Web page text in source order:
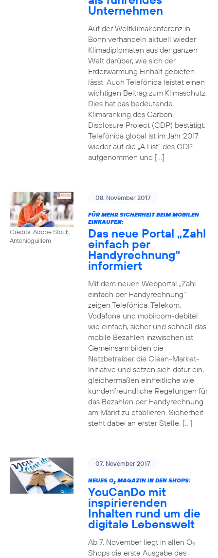
Unternehmen
Auf der Weltklimakonferenz in
Bonn verhandeln aktuell wieder
Klimadiplomaten aus der ganzen
Welt darüber, wie sich der
Erderwärmung Einhalt gebieten
lässt. Auch Telefónica leistet einen
wichtigen Beitrag zum Klimaschutz.
Dies hat das bedeutende
Klimaranking des Carbon
Disclosure Project (CDP) bestätigt:
Telefónica global ist im Jahr 2017
wieder auf die „A List“ des CDP
aufgenommen und […]
Credits: Adobe Stock,
Antonioguillem
08. November 2017
FÜR MEHR SICHERHEIT BEIM MOBILEN
EINKAUFEN:
Das neue Portal „Zahl
einfach per
Handyrechnung“
informiert
Mit dem neuen Webportal „Zahl
einfach per Handyrechnung“
zeigen Telefónica, Telekom,
Vodafone und mobilcom-debitel
wie einfach, sicher und schnell das
mobile Bezahlen inzwischen ist.
Gemeinsam bilden die
Netzbetreiber die Clean-Market-
Initiative und setzen sich dafür ein,
gleichermaßen einheitliche wie
kundenfreundliche Regelungen für
das Bezahlen per Handyrechnung
am Markt zu etablieren. Sicherheit
steht dabei an erster Stelle: […]
07. November 2017
NEUES O2MAGAZIN IN DEN SHOPS:
YouCanDo mit
inspirierenden
Inhalten rund um die
digitale Lebenswelt
Ab 7. November liegt in allen O2
Shops die erste Ausgabe des